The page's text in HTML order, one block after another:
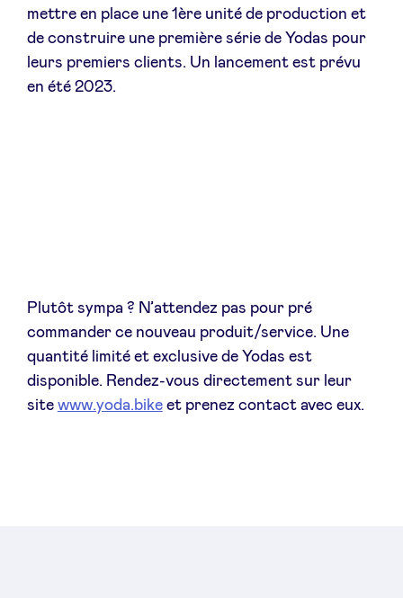
mettre en place une 1ère unité de production et
de construire une première série de Yodas pour
leurs premiers clients. Un lancement est prévu
en été 2023.
Plutôt sympa ? N’attendez pas pour pré
commander ce nouveau produit/service. Une
quantité limité et exclusive de Yodas est
disponible. Rendez-vous directement sur leur
site www.yoda.bikeet prenez contact avec eux.